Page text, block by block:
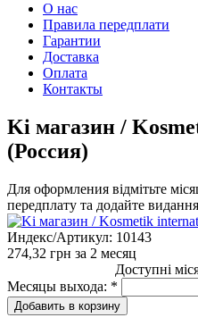
О нас
Правила передплати
Гарантии
Доставка
Оплата
Контакты
Ki магазин /
(Россия)
Для оформления відмітьте
передплату та додайте
Индекс/Артикул: 10143
274,32 грн за 2 месяц
Доступні
Месяцы выхода: *